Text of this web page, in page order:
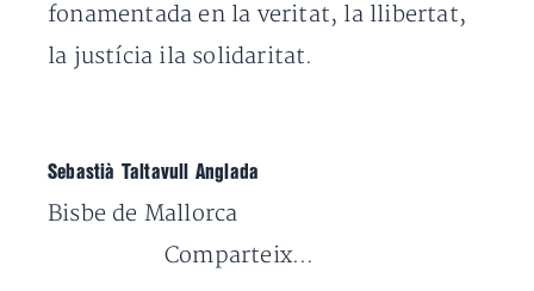
fonamentada en la veritat, la llibertat,
la justícia ila solidaritat.
Sebastià Taltavull Anglada
Bisbe de Mallorca
Comparteix...